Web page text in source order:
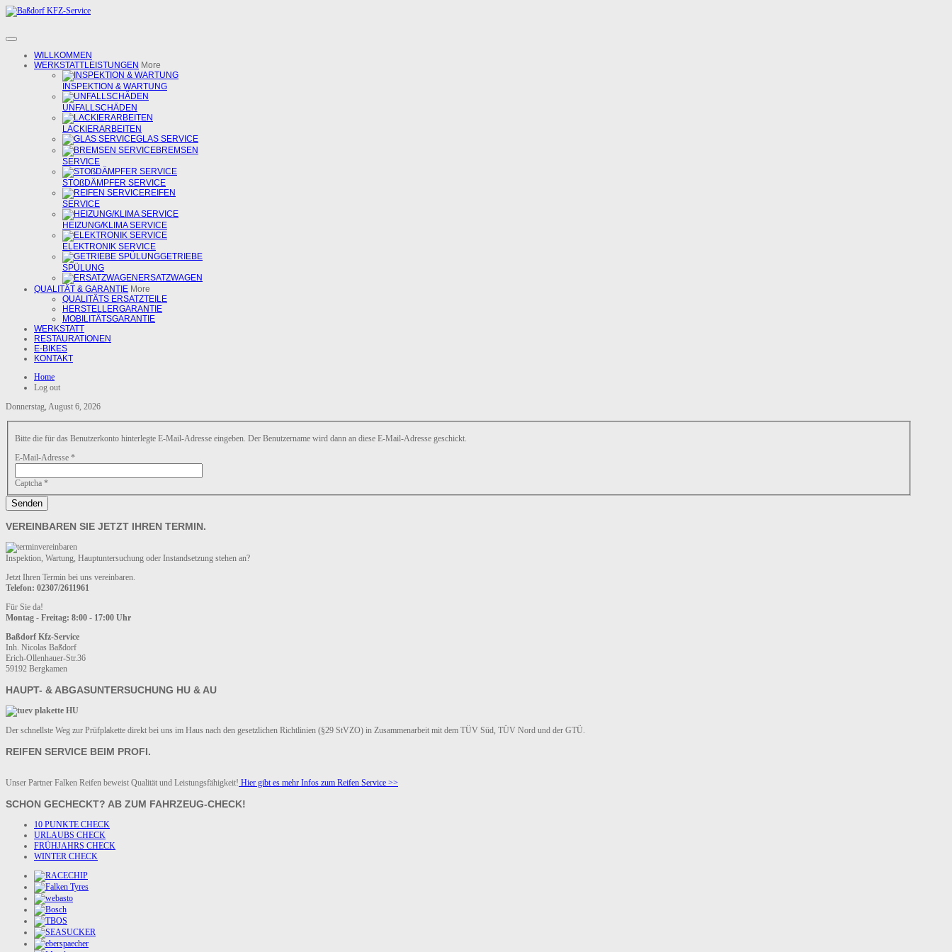
WILLKOMMEN
WERKSTATTLEISTUNGEN More
INSPEKTION & WARTUNG
UNFALLSCHÄDEN
LACKIERARBEITEN
GLAS SERVICE
BREMSEN
SERVICE
STOßDÄMPFER SERVICE
REIFEN
SERVICE
HEIZUNG/KLIMA SERVICE
ELEKTRONIK SERVICE
GETRIEBE
SPÜLUNG
ERSATZWAGEN
QUALITÄT & GARANTIE More
QUALITÄTS ERSATZTEILE
HERSTELLERGARANTIE
MOBILITÄTSGARANTIE
WERKSTATT
RESTAURATIONEN
E-BIKES
KONTAKT
Home
Log out
Donnerstag, August 6, 2026
Bitte die für das Benutzerkonto hinterlegte E-Mail-Adresse eingeben. Der Benutzername wird dann an diese E-Mail-Adresse geschickt.
E-Mail-Adresse *
Captcha *
Senden
VEREINBAREN SIE JETZT IHREN TERMIN.
Inspektion, Wartung, Hauptuntersuchung oder Instandsetzung stehen an?
Jetzt Ihren Termin bei uns vereinbaren.
Telefon: 02307/2611961
Für Sie da!
Montag - Freitag: 8:00 - 17:00 Uhr
Baßdorf Kfz-Service
Inh. Nicolas Baßdorf
Erich-Ollenhauer-Str.36
59192 Bergkamen
HAUPT- & ABGASUNTERSUCHUNG HU & AU
Der schnellste Weg zur Prüfplakette direkt bei uns im Haus nach den gesetzlichen Richtlinien (§29 StVZO) in Zusammenarbeit mit dem TÜV Süd, TÜV Nord und der GTÜ.
REIFEN SERVICE BEIM PROFI.
Unser Partner Falken Reifen beweist Qualität und Leistungsfähigkeit! Hier gibt es mehr Infos zum Reifen Service >>
SCHON GECHECKT? AB ZUM FAHRZEUG-CHECK!
10 PUNKTE CHECK
URLAUBS CHECK
FRÜHJAHRS CHECK
WINTER CHECK